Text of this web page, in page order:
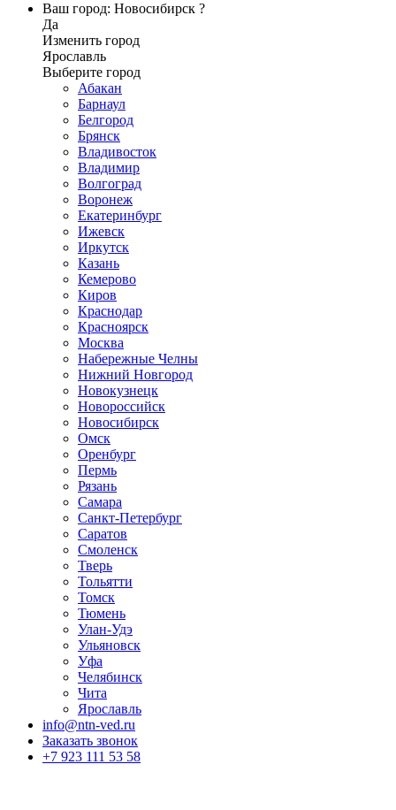
Ваш город: Новосибирск ?
Да
Изменить город
Ярославль
Выберите город
Абакан
Барнаул
Белгород
Брянск
Владивосток
Владимир
Волгоград
Воронеж
Екатеринбург
Ижевск
Иркутск
Казань
Кемерово
Киров
Краснодар
Красноярск
Москва
Набережные Челны
Нижний Новгород
Новокузнецк
Новороссийск
Новосибирск
Омск
Оренбург
Пермь
Рязань
Самара
Санкт-Петербург
Саратов
Смоленск
Тверь
Тольятти
Томск
Тюмень
Улан-Удэ
Ульяновск
Уфа
Челябинск
Чита
Ярославль
info@ntn-ved.ru
Заказать звонок
+7 923 111 53 58